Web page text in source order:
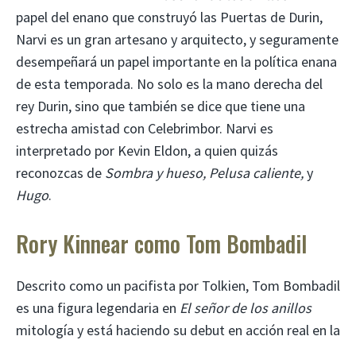
papel del enano que construyó las Puertas de Durin,
Narvi es un gran artesano y arquitecto, y seguramente
desempeñará un papel importante en la política enana
de esta temporada. No solo es la mano derecha del
rey Durin, sino que también se dice que tiene una
estrecha amistad con Celebrimbor. Narvi es
interpretado por Kevin Eldon, a quien quizás
reconozcas de Sombra y hueso, Pelusa caliente,y
Hugo.
Rory Kinnear como Tom Bombadil
Descrito como un pacifista por Tolkien, Tom Bombadil
es una figura legendaria en El señor de los anillos
mitología y está haciendo su debut en acción real en la